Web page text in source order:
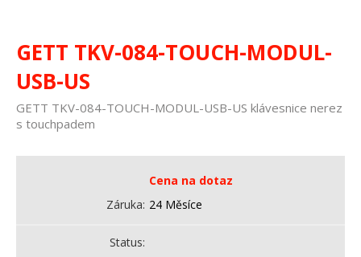
GETT TKV-084-TOUCH-MODUL-
USB-US
GETT TKV-084-TOUCH-MODUL-USB-US klávesnice nerez
s touchpadem
Cena na dotaz
Záruka 24 Měsíce
Status